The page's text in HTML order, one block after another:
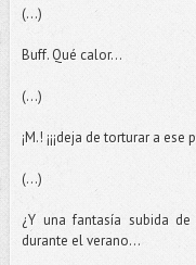
(...)
Buff. Qué calor...
(...)
¡M.! ¡¡¡deja de torturar a
(...)
¿Y una fantasía subida
durante el verano...